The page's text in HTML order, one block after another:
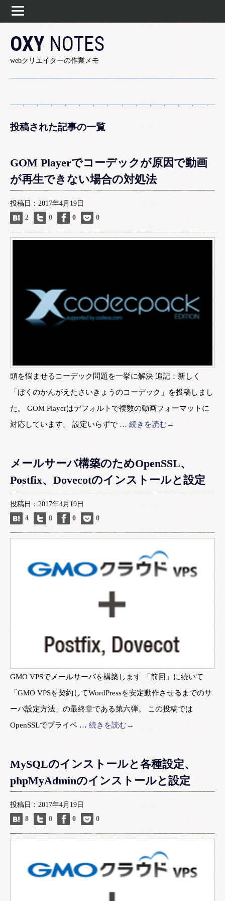
OXY NOTES
webクリエイターの作業メモ
投稿された記事の一覧
GOM Playerでコーデックが原因で動画
が再生できない場合の対処法
投稿日：2017年4月19日
2
0 0 0
頭を悩ませるコーデック問題を一挙に解決 追記：新しく
「ぼくのかんがえたさいきょうのコーデック」を投稿しまし
た。 GOM Playerはデフォルトで複数の動画フォーマットに
対応しています。 設定いらずで … 続きを読む→
メールサーバ構築のためOpenSSL、
Postfix、Dovecotのインストールと設定
投稿日：2017年4月19日
4
0 0 0
GMO VPSでメールサーバを構築します 「前回」に続いて
「GMO VPSを契約してWordPressを安定動作させるまでのサ
ーバ設定方法」の最終章である第六弾。 この投稿では
OpenSSLでプライベ … 続きを読む→
MySQLのインストールと各種設定、
phpMyAdminのインストールと設定
投稿日：2017年4月19日
8
0 0 0